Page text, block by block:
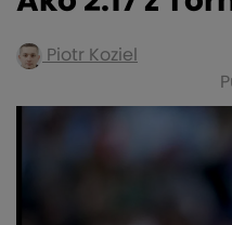
Piotr Koziel